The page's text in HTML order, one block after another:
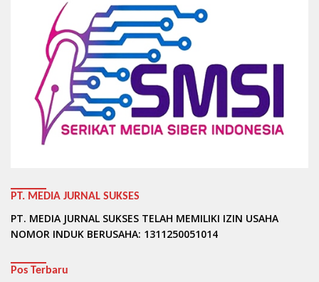
PT. MEDIA JURNAL SUKSES
PT. MEDIA JURNAL SUKSES TELAH MEMILIKI IZIN USAHA
NOMOR INDUK BERUSAHA: 1311250051014
Pos Terbaru